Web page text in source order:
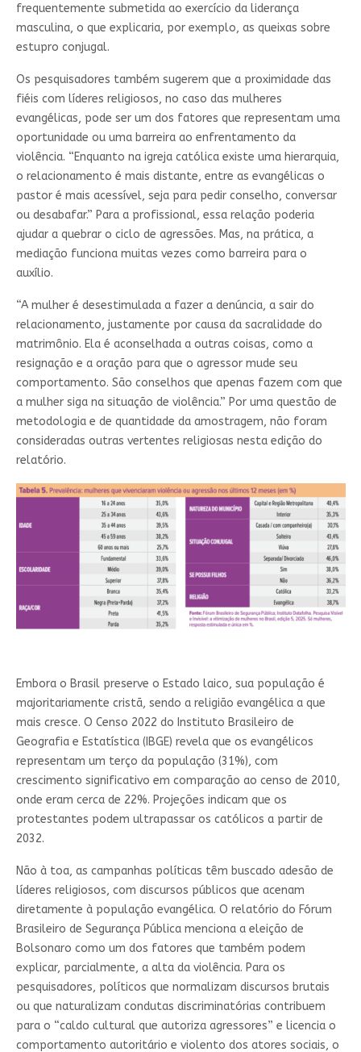
frequentemente submetida ao exercício da liderança
masculina, o que explicaria, por exemplo, as queixas sobre
estupro conjugal.
Os pesquisadores também sugerem que a proximidade das
fiéis com líderes religiosos, no caso das mulheres
evangélicas, pode ser um dos fatores que representam uma
oportunidade ou uma barreira ao enfrentamento da
violência. “Enquanto na igreja católica existe uma hierarquia,
o relacionamento é mais distante, entre as evangélicas o
pastor é mais acessível, seja para pedir conselho, conversar
ou desabafar.” Para a profissional, essa relação poderia
ajudar a quebrar o ciclo de agressões. Mas, na prática, a
mediação funciona muitas vezes como barreira para o
auxílio.
“A mulher é desestimulada a fazer a denúncia, a sair do
relacionamento, justamente por causa da sacralidade do
matrimônio. Ela é aconselhada a outras coisas, como a
resignação e a oração para que o agressor mude seu
comportamento. São conselhos que apenas fazem com que
a mulher siga na situação de violência.” Por uma questão de
metodologia e de quantidade da amostragem, não foram
consideradas outras vertentes religiosas nesta edição do
relatório.
Embora o Brasil preserve o Estado laico, sua população é
majoritariamente cristã, sendo a religião evangélica a que
mais cresce. O Censo 2022 do Instituto Brasileiro de
Geografia e Estatística (IBGE) revela que os evangélicos
representam um terço da população (31%), com
crescimento significativo em comparação ao censo de 2010,
onde eram cerca de 22%. Projeções indicam que os
protestantes podem ultrapassar os católicos a partir de
2032.
Não à toa, as campanhas políticas têm buscado adesão de
líderes religiosos, com discursos públicos que acenam
diretamente à população evangélica. O relatório do Fórum
Brasileiro de Segurança Pública menciona a eleição de
Bolsonaro como um dos fatores que também podem
explicar, parcialmente, a alta da violência. Para os
pesquisadores, políticos que normalizam discursos brutais
ou que naturalizam condutas discriminatórias contribuem
para o “caldo cultural que autoriza agressores” e licencia o
comportamento autoritário e violento dos atores sociais, o